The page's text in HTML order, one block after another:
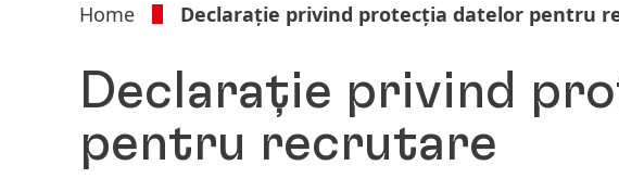
Home Declarație privind protecția datelor pentru
Declarație privind
pentru recrutare